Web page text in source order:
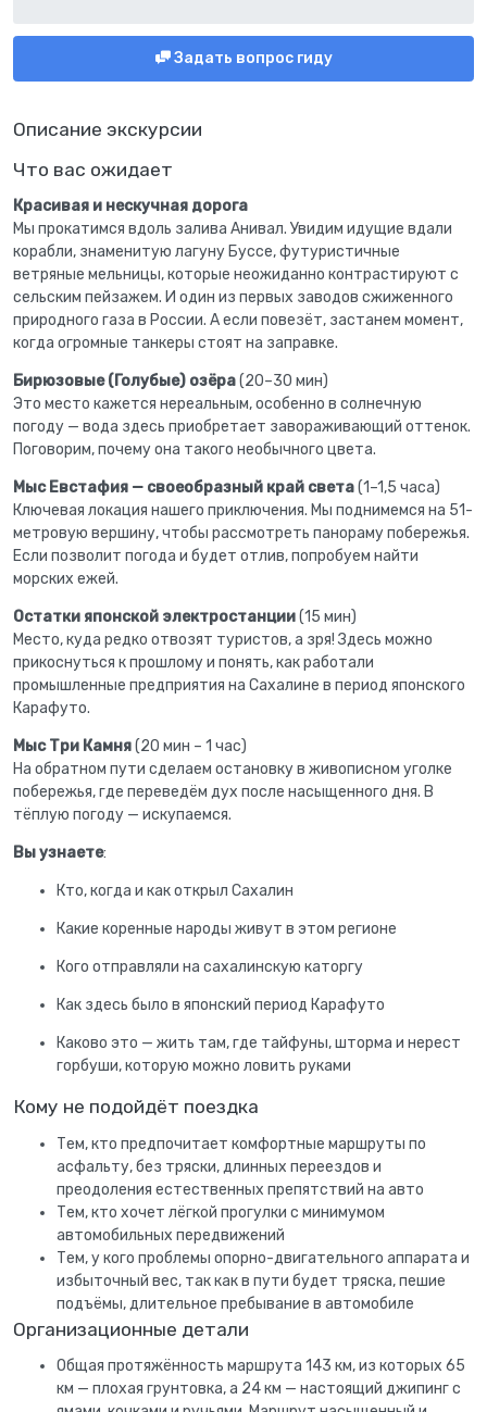
Описание экскурсии
Что вас ожидает
Красивая и нескучная дорога
Мы прокатимся вдоль залива Анивал. Увидим идущие вдали
корабли, знаменитую лагуну Буссе, футуристичные
ветряные мельницы, которые неожиданно контрастируют с
сельским пейзажем. И один из первых заводов сжиженного
природного газа в России. А если повезёт, застанем момент,
когда огромные танкеры стоят на заправке.
Бирюзовые (Голубые) озёра(20–30 мин)
Это место кажется нереальным, особенно в солнечную
погоду — вода здесь приобретает завораживающий оттенок.
Поговорим, почему она такого необычного цвета.
Мыс Евстафия — своеобразный край света(1–1,5 часа)
Ключевая локация нашего приключения. Мы поднимемся на 51-
метровую вершину, чтобы рассмотреть панораму побережья.
Если позволит погода и будет отлив, попробуем найти
морских ежей.
Остатки японской электростанции(15 мин)
Место, куда редко отвозят туристов, а зря! Здесь можно
прикоснуться к прошлому и понять, как работали
промышленные предприятия на Сахалине в период японского
Карафуто.
Мыс Три Камня(20 мин – 1 час)
На обратном пути сделаем остановку в живописном уголке
побережья, где переведём дух после насыщенного дня. В
тёплую погоду — искупаемся.
Вы узнаете:
Кто, когда и как открыл Сахалин
Какие коренные народы живут в этом регионе
Кого отправляли на сахалинскую каторгу
Как здесь было в японский период Карафуто
Каково это — жить там, где тайфуны, шторма и нерест
горбуши, которую можно ловить руками
Кому не подойдёт поездка
Тем, кто предпочитает комфортные маршруты по
асфальту, без тряски, длинных переездов и
преодоления естественных препятствий на авто
Тем, кто хочет лёгкой прогулки с минимумом
автомобильных передвижений
Тем, у кого проблемы опорно-двигательного аппарата и
избыточный вес, так как в пути будет тряска, пешие
подъёмы, длительное пребывание в автомобиле
Организационные детали
Общая протяжённость маршрута 143 км, из которых 65
км — плохая грунтовка, а 24 км — настоящий джипинг с
Задать вопрос гиду